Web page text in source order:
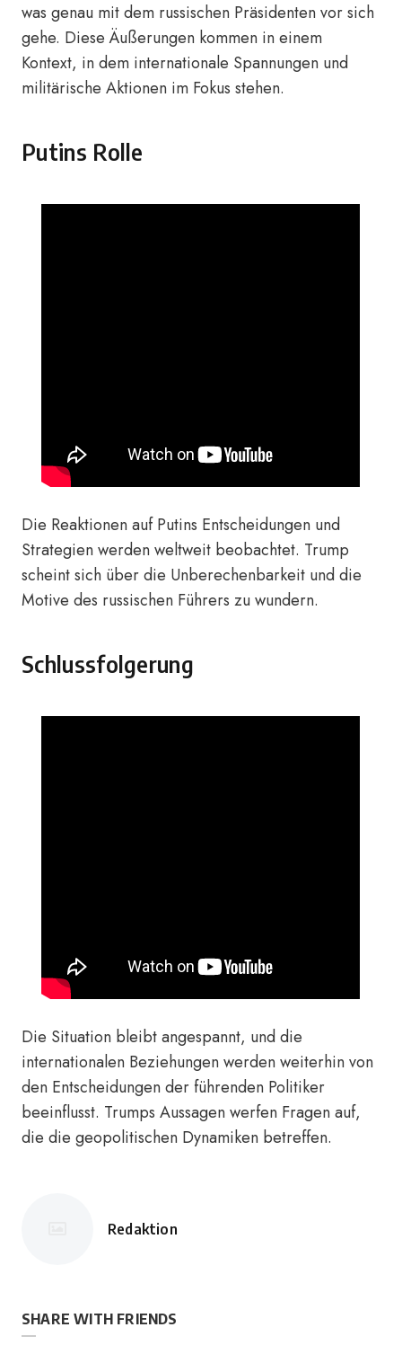
was genau mit dem russischen Präsidenten vor sich
gehe. Diese Äußerungen kommen in einem
Kontext, in dem internationale Spannungen und
militärische Aktionen im Fokus stehen.
Putins Rolle
Die Reaktionen auf Putins Entscheidungen und
Strategien werden weltweit beobachtet. Trump
scheint sich über die Unberechenbarkeit und die
Motive des russischen Führers zu wundern.
Schlussfolgerung
Die Situation bleibt angespannt, und die
internationalen Beziehungen werden weiterhin von
den Entscheidungen der führenden Politiker
beeinflusst. Trumps Aussagen werfen Fragen auf,
die die geopolitischen Dynamiken betreffen.
Posted
Redaktion
SHARE WITH FRIENDS